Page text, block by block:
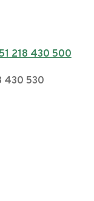
218 430 500
430 530